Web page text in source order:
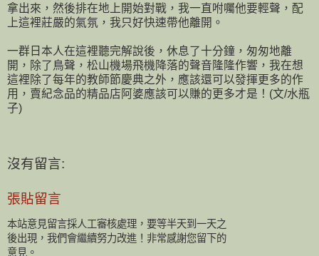
拿出來，然後排在地上開始對戰，我一直咐囑他要輕聲，配
上這裡莊嚴的氣氛，我只好快速帶他離開。
一群日本人在這裡聽完解說後，休息了十分鐘，匆匆地離
開，除了鳥聲，松山機場飛機降落的聲音隆隆作響，我在想
這裡除了每年的教師節慶典之外，應該還可以發揮更多的作
用，賣紀念品的精品店阿婆應該可以賺的更多才是！(文/水瓶
子)
沒有留言:
張貼留言
本站意見留言採人工審核處理，要等半天到一天之
後出現，我們會繼續努力改進！非常感謝您留下的
意見。